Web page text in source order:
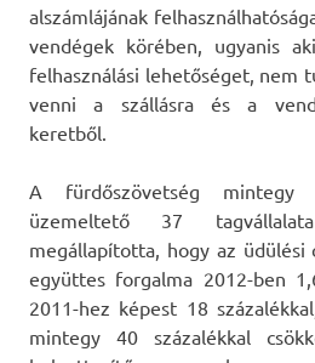
alszámlájának
vendégek körében, ugyanis
felhasználási lehetőséget, nem
venni a szállásra és a
keretből.
A fürdőszövetség
üzemeltető 37
megállapította, hogy az üdülési
együttes forgalma 2012-ben
2011-hez képest 18
mintegy 40 százalékkal